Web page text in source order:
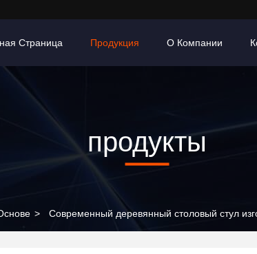
Страница Продукция О Компании
продукты
> Современный деревянный столовый стул